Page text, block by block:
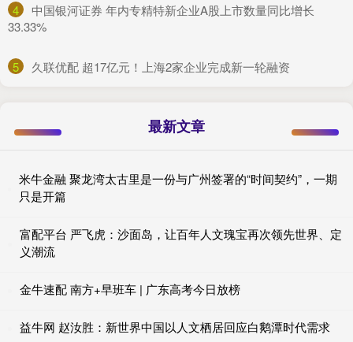
4
​中国银河证券 年内专精特新企业A股上市数量同比增长
33.33%
5 ​久联优配 超17亿元！上海2家企业完成新一轮融资
最新文章
米牛金融 聚龙湾太古里是一份与广州签署的“时间契约”，一期
只是开篇
富配平台 严飞虎：沙面岛，让百年人文瑰宝再次领先世界、定
义潮流
金牛速配 南方+早班车 | 广东高考今日放榜
益牛网 赵汝胜：新世界中国以人文栖居回应白鹅潭时代需求